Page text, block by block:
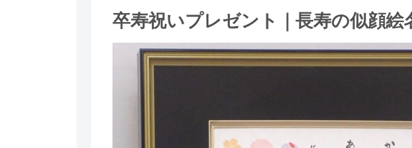
卒寿祝いプレゼント｜長寿の似顔絵